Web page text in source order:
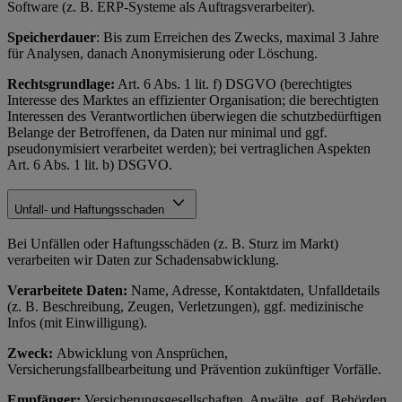
Software (z. B. ERP-Systeme als Auftragsverarbeiter).
Speicherdauer: Bis zum Erreichen des Zwecks, maximal 3 Jahre
für Analysen, danach Anonymisierung oder Löschung.
Rechtsgrundlage: Art. 6 Abs. 1 lit. f) DSGVO (berechtigtes
Interesse des Marktes an effizienter Organisation; die berechtigten
Interessen des Verantwortlichen überwiegen die schutzbedürftigen
Belange der Betroffenen, da Daten nur minimal und ggf.
pseudonymisiert verarbeitet werden); bei vertraglichen Aspekten
Art. 6 Abs. 1 lit. b) DSGVO.
Unfall- und Haftungsschaden
Bei Unfällen oder Haftungsschäden (z. B. Sturz im Markt)
verarbeiten wir Daten zur Schadensabwicklung.
Verarbeitete Daten: Name, Adresse, Kontaktdaten, Unfalldetails
(z. B. Beschreibung, Zeugen, Verletzungen), ggf. medizinische
Infos (mit Einwilligung).
Zweck: Abwicklung von Ansprüchen,
Versicherungsfallbearbeitung und Prävention zukünftiger Vorfälle.